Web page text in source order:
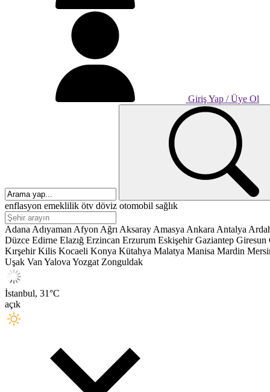
Giriş Yap / Üye Ol
enflasyon emeklilik ötv döviz otomobil sağlık
Adana Adıyaman Afyon Ağrı Aksaray Amasya Ankara Antalya
Düzce Edirne Elazığ Erzincan Erzurum Eskişehir Gaziantep Giresun
Kırşehir Kilis Kocaeli Konya Kütahya Malatya Manisa Mardin
Uşak Van Yalova Yozgat Zonguldak
İstanbul, 31°C
açık